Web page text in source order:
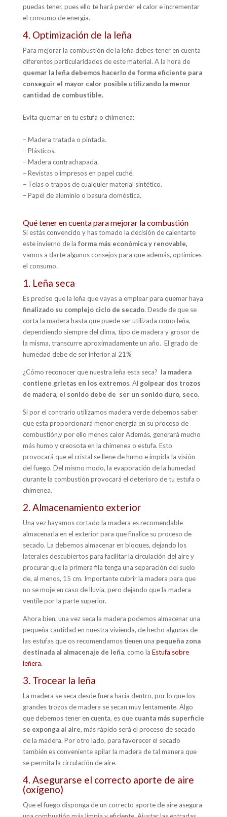
puedas tener, pues ello te hará perder el calor e incrementar
el consumo de energía.
4. Optimización de la leña
Para mejorar la combustión de la leña debes tener en cuenta
diferentes particularidades de este material. A la hora de
quemar la leña debemos hacerlo de forma eficiente para
conseguir el mayor calor posible utilizando la menor
cantidad de combustible.
Evita quemar en tu estufa o chimenea:
– Madera tratada o pintada.
– Plásticos.
– Madera contrachapada.
– Revistas o impresos en papel cuché.
– Telas o trapos de cualquier material sintético.
– Papel de aluminio o basura doméstica.
Qué tener en cuenta para mejorar la combustión
Si estás convencido y has tomado la decisión de calentarte
este invierno de la forma más económica y renovable,
vamos a darte algunos consejos para que además, optimices
el consumo.
1. Leña seca
Es preciso que la leña que vayas a emplear para quemar haya
finalizado su complejo ciclo de secado. Desde de que se
corta la madera hasta que puede ser utilizada como leña,
dependiendo siempre del clima, tipo de madera y grosor de
la misma, transcurre aproximadamente un año. El grado de
humedad debe de ser inferior al 21%
¿Cómo reconocer que nuestra leña esta seca? la madera
contiene grietas en los extremos. Al golpear dos trozos
de madera, el sonido debe de ser un sonido duro, seco.
Si por el contrario utilizamos madera verde debemos saber
que esta proporcionará menor energía en su proceso de
combustión,y por ello menos calor Además, generará mucho
más humo y creosota en la chimenea o estufa. Esto
provocará que el cristal se llene de humo e impida la visión
del fuego. Del mismo modo, la evaporación de la humedad
durante la combustión provocará el deterioro de tu estufa o
chimenea.
2. Almacenamiento exterior
Una vez hayamos cortado la madera es recomendable
almacenarla en el exterior para que finalice su proceso de
secado. La debemos almacenar en bloques, dejando los
laterales descubiertos para facilitar la circulación del aire y
procurar que la primera fila tenga una separación del suelo
de, al menos, 15 cm. Importante cubrir la madera para que
no se moje en caso de lluvia, pero dejando que la madera
ventile por la parte superior.
Ahora bien, una vez seca la madera podemos almacenar una
pequeña cantidad en nuestra vivienda, de hecho algunas de
las estufas que os recomendamos tienen una pequeña zona
destinada al almacenaje de leña, como la Estufa sobre
leñera.
3. Trocear la leña
La madera se seca desde fuera hacia dentro, por lo que los
grandes trozos de madera se secan muy lentamente. Algo
que debemos tener en cuenta, es que cuanta más superficie
se exponga al aire, más rápido será el proceso de secado
de la madera. Por otro lado, para favorecer el secado
también es conveniente apilar la madera de tal manera que
se permita la circulación de aire.
4. Asegurarse el correcto aporte de aire
(oxígeno)
Que el fuego disponga de un correcto aporte de aire asegura